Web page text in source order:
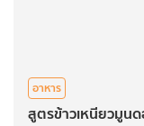
อาหาร
สูตรข้าวเหนียวมูน